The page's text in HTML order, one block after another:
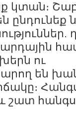
կտան։
ու
են
շատ